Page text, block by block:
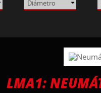
LMA1: